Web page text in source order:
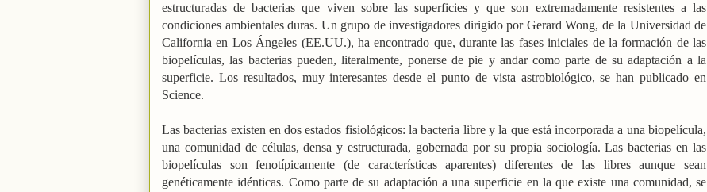
estructuradas de bacterias que viven sobre las superficies y que son extremadamente resistentes a las
condiciones ambientales duras. Un grupo de investigadores dirigido por Gerard Wong, de la Universidad de
California en Los Ángeles (EE.UU.), ha encontrado que, durante las fases iniciales de la formación de las
biopelículas, las bacterias pueden, literalmente, ponerse de pie y andar como parte de su adaptación a la
superficie. Los resultados, muy interesantes desde el punto de vista astrobiológico, se han publicado en
Science.
Las bacterias existen en dos estados fisiológicos: la bacteria libre y la que está incorporada a una biopelícula,
una comunidad de células, densa y estructurada, gobernada por su propia sociología. Las bacterias en las
biopelículas son fenotípicamente (de características aparentes) diferentes de las libres aunque sean
genéticamente idénticas. Como parte de su adaptación a una superficie en la que existe una comunidad, se